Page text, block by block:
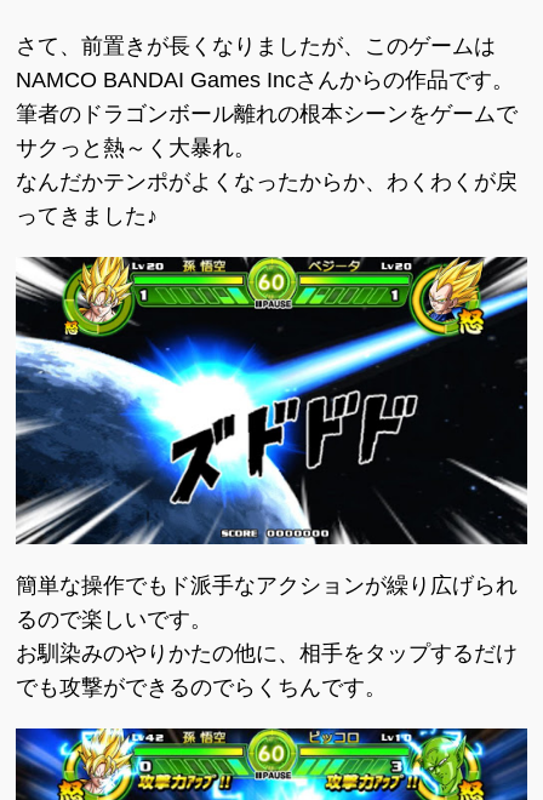
さて、前置きが長くなりましたが、このゲームは
NAMCO BANDAI Games Incさんからの作品です。
筆者のドラゴンボール離れの根本シーンをゲームで
サクっと熱～く大暴れ。
なんだかテンポがよくなったからか、わくわくが戻
ってきました♪
簡単な操作でもド派手なアクションが繰り広げられ
るので楽しいです。
お馴染みのやりかたの他に、相手をタップするだけ
でも攻撃ができるのでらくちんです。